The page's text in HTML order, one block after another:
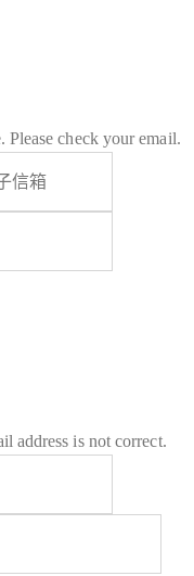
Please check your email.
address is not correct.